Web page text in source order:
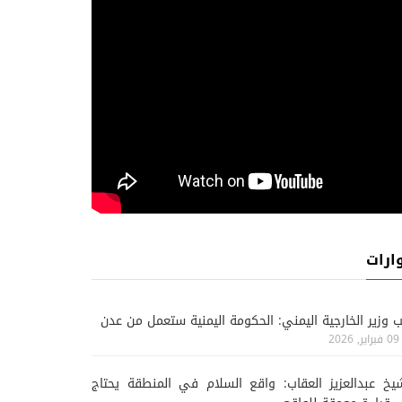
وزير الخارجية اليمني: الحكومة اليمنية ستعمل من عدن
09 فبراير, 2026
عبدالعزيز العقاب: واقع السلام في المنطقة يحتاج